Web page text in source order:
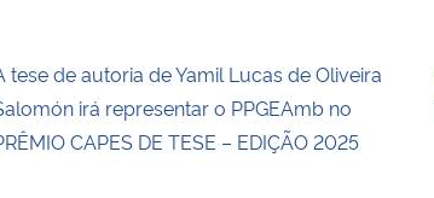
tese de autoria de Yamil Lucas de Oliveira
irá representar o PPGEAmb no
CAPES DE TESE – EDIÇÃO 2025